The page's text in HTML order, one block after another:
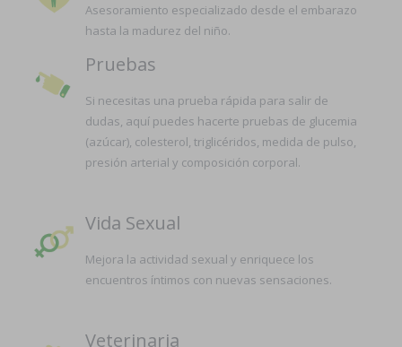
Asesoramiento especializado desde el embarazo
hasta la madurez del niño.
Pruebas
Si necesitas una prueba rápida para salir de
dudas, aquí puedes hacerte pruebas de glucemia
(azúcar), colesterol, triglicéridos, medida de pulso,
presión arterial y composición corporal.
Vida Sexual
Mejora la actividad sexual y enriquece los
encuentros íntimos con nuevas sensaciones.
Veterinaria